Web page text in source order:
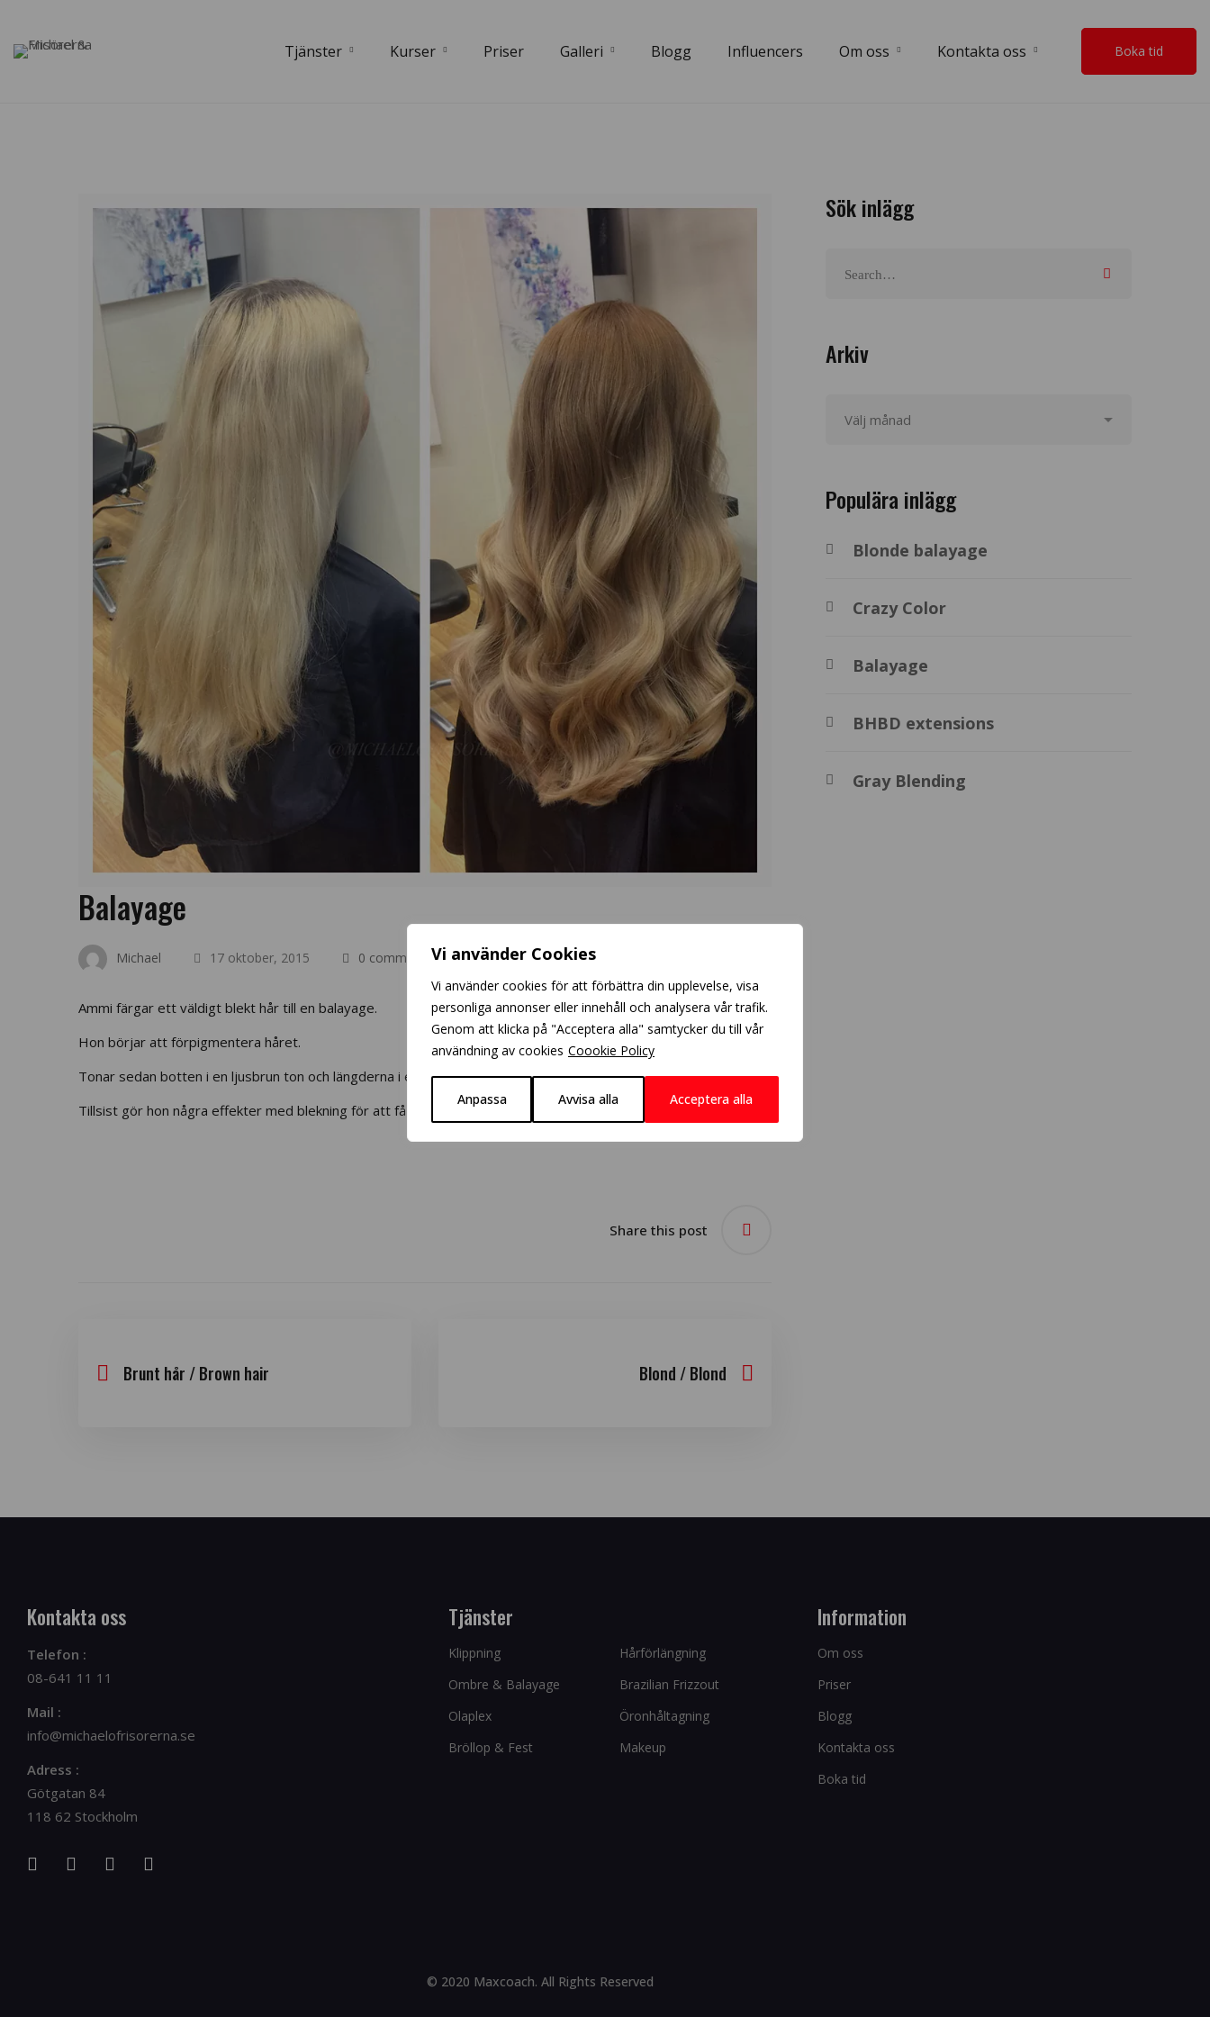
Vi använder Cookies
Vi använder cookies för att förbättra din upplevelse, visa
personliga annonser eller innehåll och analysera vår trafik.
Genom att klicka på "Acceptera alla" samtycker du till vår
användning av cookies Coookie Policy
Anpassa Avvisa alla Acceptera alla
Tjänster Kurser Priser Galleri Blogg Influencers Om oss Kontakta oss Boka tid
Balayage
Michael 17 oktober, 2015 0 comments
Ammi färgar ett väldigt blekt hår till en balayage.
Hon börjar att förpigmentera håret.
Tonar sedan botten i en ljusbrun ton och längderna i en beige ton.
Tillsist gör hon några effekter med blekning för att få mer liv i färgen.
Share this post
Brunt hår / Brown hair Blond / Blond
Sök inlägg
Arkiv
Populära inlägg
Blonde balayage
Crazy Color
Balayage
BHBD extensions
Gray Blending
Kontakta oss
Telefon :
08-641 11 11
Mail :
info@michaelofrisorerna.se
Adress :
Götgatan 84
118 62 Stockholm
Tjänster
Klippning
Hårförlängning
Ombre & Balayage
Brazilian Frizzout
Olaplex
Öronhåltagning
Bröllop & Fest
Makeup
Information
Om oss
Priser
Blogg
Kontakta oss
Boka tid
© 2020 Maxcoach. All Rights Reserved